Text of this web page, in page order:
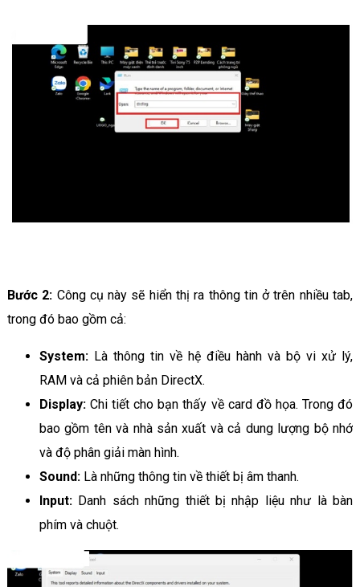
Bước 2: Công cụ này sẽ hiển thị ra thông tin ở trên nhiều tab,
trong đó bao gồm cả:
System: Là thông tin về hệ điều hành và bộ vi xử lý,
RAM và cả phiên bản DirectX.
Display:Chi tiết cho bạn thấy về card đồ họa. Trong đó
bao gồm tên và nhà sản xuất và cả dung lượng bộ nhớ
và độ phân giải màn hình.
Sound:Là những thông tin về thiết bị âm thanh.​
Input:Danh sách những thiết bị nhập liệu như là bàn
phím và chuột.